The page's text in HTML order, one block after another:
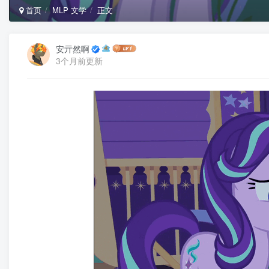
首页 MLP 文学 正文
安亓然啊
3个月前更新